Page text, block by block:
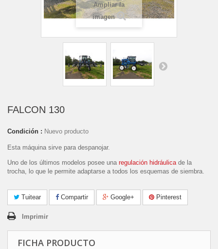
Ampliar la
imagen
FALCON 130
Condición : Nuevo producto
Esta máquina sirve para despanojar.
Uno de los últimos modelos posee una regulación hidráulica de la
trocha, lo que le permite adaptarse a todos los esquemas de siembra.
Tuitear Compartir Google+ Pinterest
Imprimir
FICHA PRODUCTO